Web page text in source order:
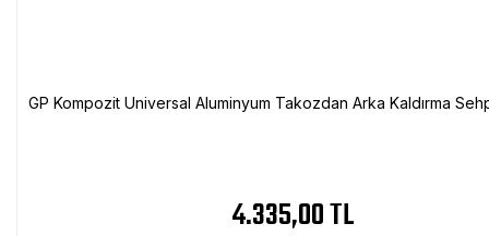
GP Kompozit Universal Aluminyum Takozdan Arka Kaldırma
4.335,00 TL